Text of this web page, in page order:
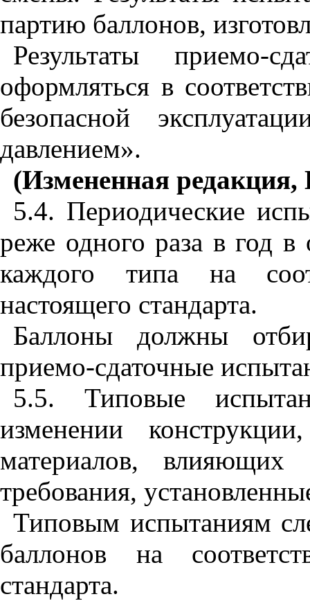
партию баллонов,
Результаты приемо-
оформляться в
безопасной
давлением».
(Измененная
5.4. Периодические
реже одного раза в год
каждого типа на
настоящего стандарта.
Баллоны должны
приемо-сдаточные
5.5. Типовые
изменении
материалов,
требования,
Типовым испытаниям
баллонов на
стандарта.